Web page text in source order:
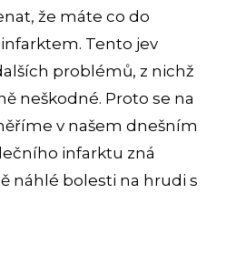
že máte co do
Tento jev
problémů, z nichž
neškodné. Proto se na
v našem dnešním
infarktu zná
náhlé bolesti na hrudi s